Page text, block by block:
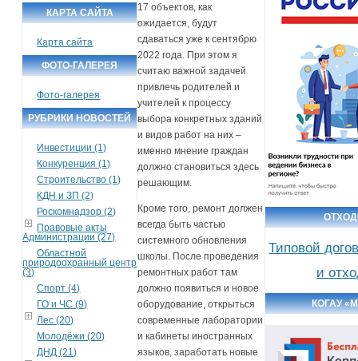
КАРТА САЙТА
Карта сайта
ФОТО-ГАЛЕРЕЯ
Фото-галерея
РУБРИКИ НОВОСТЕЙ
Инвестиции (1)
Конкуренция (1)
Строительство (1)
КДН и ЗП (2)
Роскомнадзор (2)
Правовые акты
Администрации (27)
Областной
природоохранный центр
(3)
Спорт (4)
ГО и ЧС (9)
Лес (20)
Молодёжи (20)
ДНД (21)
17 объектов, как
ожидается, будут
сдаваться уже к сентябрю
2022 года. При этом я
считаю важной задачей
привлечь родителей и
учителей к процессу
выбора конкретных зданий
и видов работ на них –
именно мнение граждан
должно становиться здесь
решающим.
Кроме того, ремонт должен
всегда быть частью
системного обновления
школы. После проведения
ремонтных работ там
должно появиться и новое
оборудование, открыться
современные лаборатории
и кабинеты иностранных
языков, заработать новые
Типовой
и
КОГАУ